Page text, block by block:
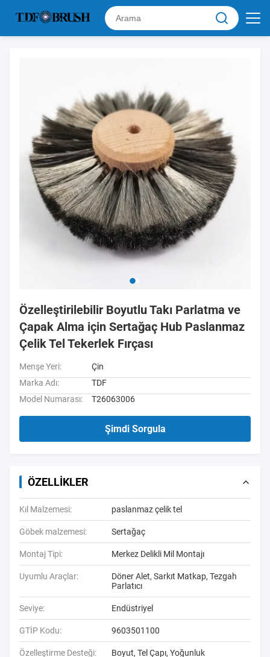
Özelleştirilebilir Boyutlu Takı Parlatma ve
Çapak Alma için Sertağaç Hub Paslanmaz
Çelik Tel Tekerlek Fırçası
Menşe Yeri:
Çin
Marka Adı:
TDF
Model Numarası:
T26063006
Şimdi Sorgula
ÖZELLIKLER
Kıl Malzemesi: paslanmaz çelik tel
Göbek malzemesi: Sertağaç
Montaj Tipi: Merkez Delikli Mil Montajı
Uyumlu Araçlar:
Döner Alet, Sarkıt Matkap, Tezgah
Parlatıcı
Seviye: Endüstriyel
GTİP Kodu: 9603501100
Özelleştirme Desteği:
Boyut, Tel Çapı, Yoğunluk